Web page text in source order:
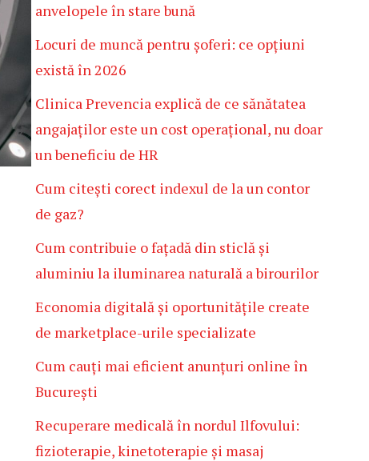
anvelopele în stare bună
Locuri de muncă pentru șoferi: ce opțiuni
există în 2026
Clinica Prevencia explică de ce sănătatea
angajaților este un cost operațional, nu doar
un beneficiu de HR
Cum citești corect indexul de la un contor
de gaz?
Cum contribuie o fațadă din sticlă și
aluminiu la iluminarea naturală a birourilor
Economia digitală și oportunitățile create
de marketplace-urile specializate
Cum cauți mai eficient anunțuri online în
București
Recuperare medicală în nordul Ilfovului:
fizioterapie, kinetoterapie și masaj